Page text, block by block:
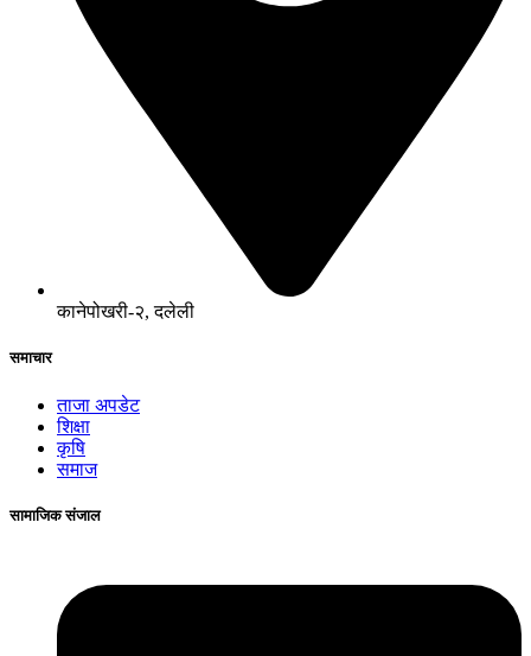
कानेपोखरी-२, दलेली
समाचार
ताजा अपडेट
शिक्षा
कृषि
समाज
सामाजिक संजाल